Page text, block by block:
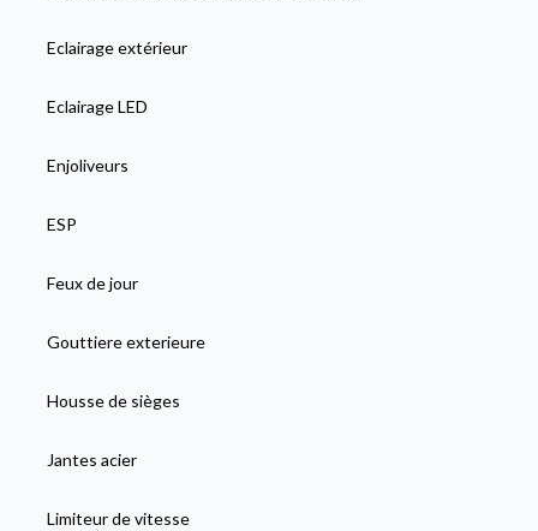
Eclairage extérieur
Eclairage LED
Enjoliveurs
ESP
Feux de jour
Gouttiere exterieure
Housse de sièges
Jantes acier
Limiteur de vitesse